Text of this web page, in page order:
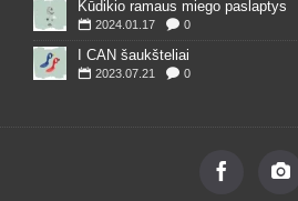
Kūdikio ramaus miego paslaptys
2024.01.17 0
I CAN šaukšteliai
2023.07.21 0